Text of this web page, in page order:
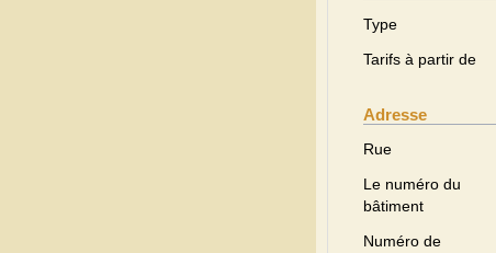
Type
Tarifs à partir de
Adresse
Rue
Le numéro du
bâtiment
Numéro de